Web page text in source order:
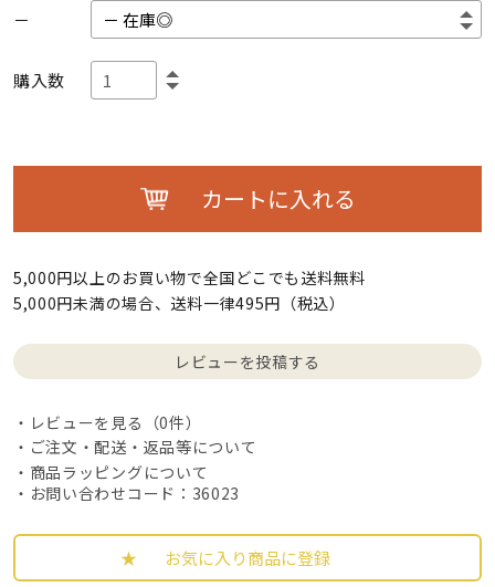
－
購入数
カートに入れる
5,000円以上のお買い物で全国どこでも送料無料
5,000円未満の場合、送料一律495円（税込）
レビューを投稿する
レビューを見る（0件）
ご注文・配送・返品等について
商品ラッピングについて
・お問い合わせコード：36023
お気に入り商品に登録